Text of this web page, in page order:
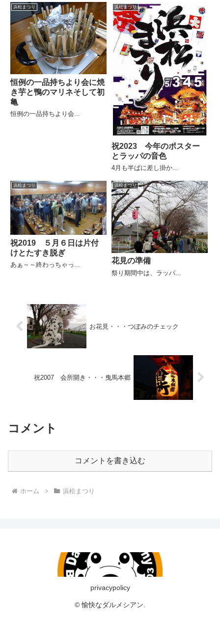
浜松まつり
恒例の一品持ちより会に焼
き芋と鴨のマリネそして初
亀
恒例の一品持ちより会...
浜松まつり
祝2023 今年のポスター
とラッパの音色
4月も半ばに差し掛か...
浜松まつり
祝2019 ５月６日は片付
けとたすき脱ぎ
あぁ～～終わっちゃっ...
浜松まつり
花見の準備
祭り期間中は、ラッパ...
お花見・・・つぼみのチェック
祝2007 会所開き・・・曳馬本郷
コメント
コメントを書き込む
ホーム 浜松まつり
privacypolicy
© 愉快なダルメシアン.